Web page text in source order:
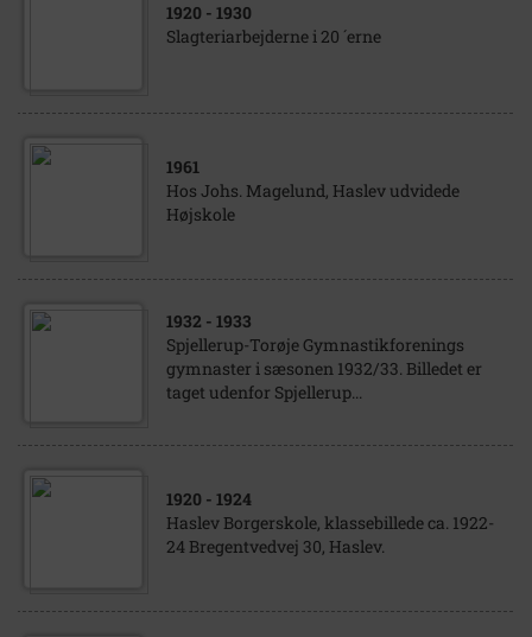
1920 - 1930
Slagteriarbejderne i 20 ´erne
1961
Hos Johs. Magelund, Haslev udvidede
Højskole
1932 - 1933
Spjellerup-Torøje Gymnastikforenings
gymnaster i sæsonen 1932/33. Billedet er
taget udenfor Spjellerup...
1920 - 1924
Haslev Borgerskole, klassebillede ca. 1922-
24 Bregentvedvej 30, Haslev.